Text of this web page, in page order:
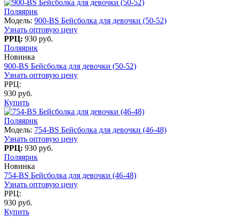
Поляярик
Модель: 900-BS Бейсболка для девочки (50-52)
Узнать оптовую цену
РРЦ: 930 руб.
Поляярик
Новинка
900-BS Бейсболка для девочки (50-52)
Узнать оптовую цену
РРЦ:
930 руб.
Купить
Поляярик
Модель: 754-BS Бейсболка для девочки (46-48)
Узнать оптовую цену
РРЦ: 930 руб.
Поляярик
Новинка
754-BS Бейсболка для девочки (46-48)
Узнать оптовую цену
РРЦ:
930 руб.
Купить